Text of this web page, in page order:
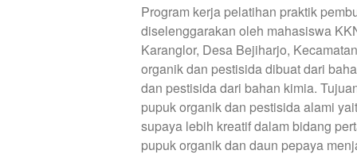
Program kerja pelatihan praktik
diselenggarakan oleh mahasiswa
Karanglor, Desa Bejiharjo,
organik dan pestisida dibuat dari
dan pestisida dari bahan kimia.
pupuk organik dan pestisida alami
supaya lebih kreatif dalam bidang
pupuk organik dan daun pepaya